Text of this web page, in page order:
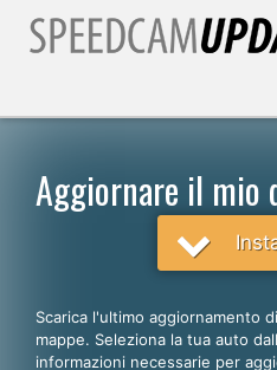
Italiano
Aggiornare il mio
Scarica l'ultimo aggiornamento
mappe. Seleziona la tua auto
informazioni necessarie per